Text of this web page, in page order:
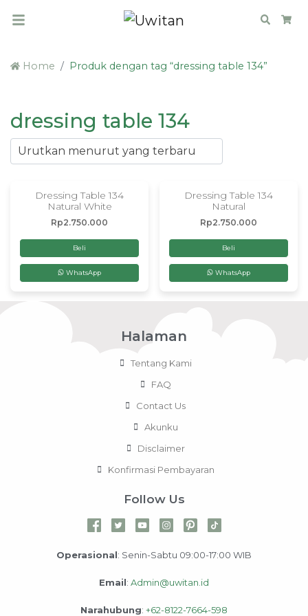
Search
Home Produk dengan tag “dressing table 134”
dressing table 134
Dressing Table 134
Natural White
Rp2.750.000
Beli
WhatsApp
Dressing Table 134
Natural
Rp2.750.000
Beli
WhatsApp
Halaman
Tentang Kami
FAQ
Contact Us
Akunku
Disclaimer
Konfirmasi Pembayaran
Follow Us
Operasional: Senin-Sabtu 09:00-17:00 WIB
Email: Admin@uwitan.id
Narahubung: +62-8122-7664-598